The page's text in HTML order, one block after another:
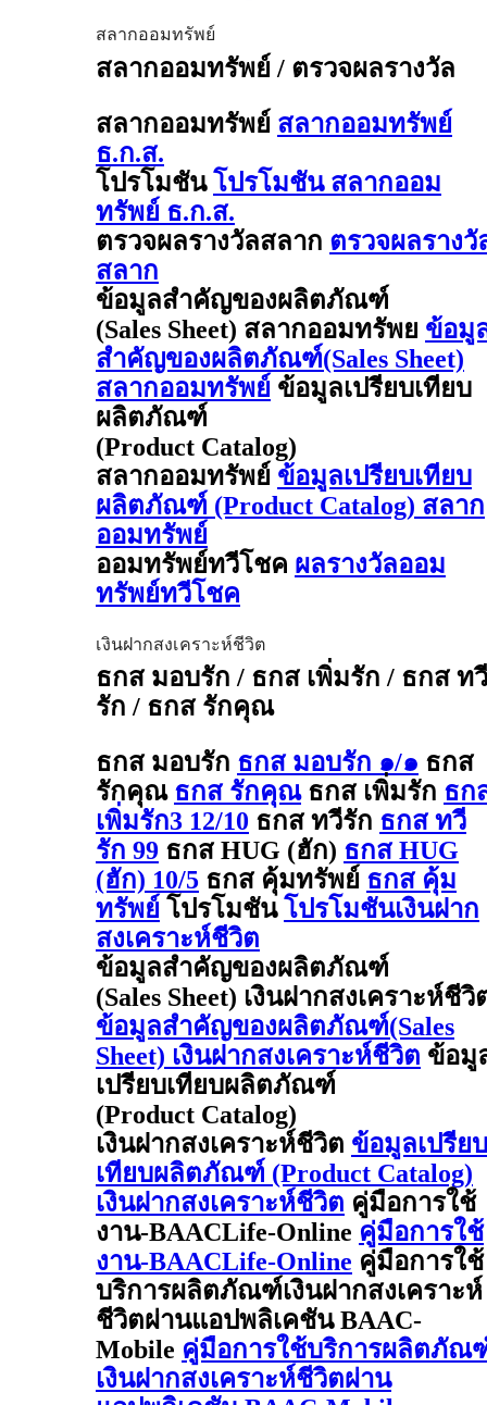
สลากออมทรัพย์
สลากออมทรัพย์ / ตรวจผลรางวัล
สลากออมทรัพย์ สลากออมทรัพย์
ธ.ก.ส.
โปรโมชัน โปรโมชัน สลากออม
ทรัพย์ ธ.ก.ส.
ตรวจผลรางวัลสลาก ตรวจผลรางวั
สลาก
ข้อมูลสำคัญของผลิตภัณฑ์
(Sales Sheet) สลากออมทรัพย ข้อมู
สำคัญของผลิตภัณฑ์(Sales Sheet)
สลากออมทรัพย์ ข้อมูลเปรียบเทียบ
ผลิตภัณฑ์
(Product Catalog)
สลากออมทรัพย์ ข้อมูลเปรียบเทียบ
ผลิตภัณฑ์ (Product Catalog) สลาก
ออมทรัพย์
ออมทรัพย์ทวีโชค ผลรางวัลออม
ทรัพย์ทวีโชค
เงินฝากสงเคราะห์ชีวิต
ธกส มอบรัก / ธกส เพิ่มรัก / ธกส ทวี
รัก / ธกส รักคุณ
ธกส มอบรัก ธกส มอบรัก ๑/๑ ธกส
รักคุณ ธกส รักคุณ ธกส เพิ่มรัก ธก
เพิ่มรัก3 12/10 ธกส ทวีรัก ธกส ทวี
รัก 99 ธกส HUG (ฮัก) ธกส HUG
(ฮัก) 10/5 ธกส คุ้มทรัพย์ ธกส คุ้ม
ทรัพย์ โปรโมชัน โปรโมชันเงินฝาก
สงเคราะห์ชีวิต
ข้อมูลสำคัญของผลิตภัณฑ์
(Sales Sheet) เงินฝากสงเคราะห์ชีวิ
ข้อมูลสำคัญของผลิตภัณฑ์(Sales
Sheet) เงินฝากสงเคราะห์ชีวิต ข้อมู
เปรียบเทียบผลิตภัณฑ์
(Product Catalog)
เงินฝากสงเคราะห์ชีวิต ข้อมูลเปรียบ
เทียบผลิตภัณฑ์ (Product Catalog)
เงินฝากสงเคราะห์ชีวิต คู่มือการใช้
งาน-BAACLife-Online คู่มือการใช้
งาน-BAACLife-Online คู่มือการใช้
บริการผลิตภัณฑ์เงินฝากสงเคราะห์
ชีวิตผ่านแอปพลิเคชัน BAAC-
Mobile คู่มือการใช้บริการผลิตภัณ
เงินฝากสงเคราะห์ชีวิตผ่าน